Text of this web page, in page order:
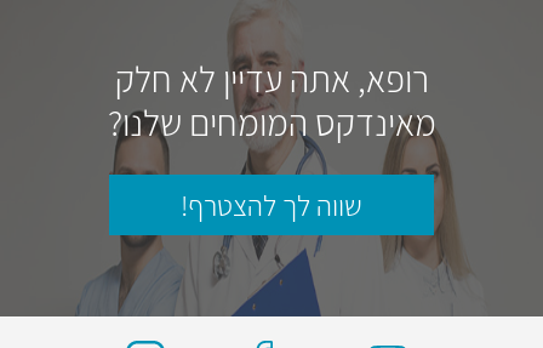
רופא, אתה עדיין לא חלק
מאינדקס המומחים שלנו?
שווה לך להצטרף!